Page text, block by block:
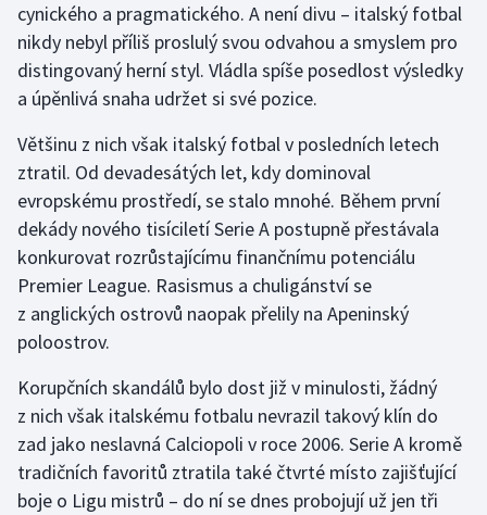
Gymnastika
Házená
Jezdectví
Judo
Krasobruslení
Lezení
Lyže a snowboard
Moderní pětiboj
Motorsport
Olympijské hry
cynického a pragmatického. A není divu – italský fotbal
nikdy nebyl příliš proslulý svou odvahou a smyslem pro
distingovaný herní styl. Vládla spíše posedlost výsledky
a úpěnlivá snaha udržet si své pozice.
Většinu z nich však italský fotbal v posledních letech
ztratil. Od devadesátých let, kdy dominoval
evropskému prostředí, se stalo mnohé. Během první
dekády nového tisíciletí Serie A postupně přestávala
konkurovat rozrůstajícímu finančnímu potenciálu
Premier League. Rasismus a chuligánství se
z anglických ostrovů naopak přelily na Apeninský
poloostrov.
Korupčních skandálů bylo dost již v minulosti, žádný
z nich však italskému fotbalu nevrazil takový klín do
zad jako neslavná Calciopoli v roce 2006. Serie A kromě
tradičních favoritů ztratila také čtvrté místo zajišťující
boje o Ligu mistrů – do ní se dnes probojují už jen tři